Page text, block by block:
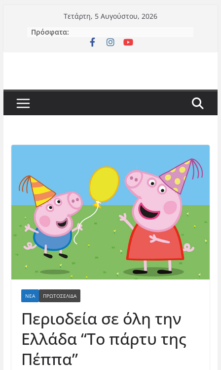
περιεχόμενο
Τετάρτη, 5 Αυγούστου, 2026
Πρόσφατα:
ΝΈΑ ΠΡΩΤΟΣΕΛΙΔΑ
Περιοδεία σε όλη την
Ελλάδα “Το πάρτυ της
Πέππα”